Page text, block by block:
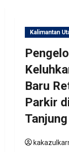
Kalimantan
Baru
Parkir